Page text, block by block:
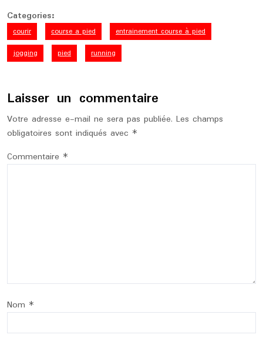
Categories:
courir course a pied
entrainement course à pied
jogging
pied running
Laisser un commentaire
Votre adresse e-mail ne sera pas publiée. Les champs
obligatoires sont indiqués avec *
Commentaire *
Nom *